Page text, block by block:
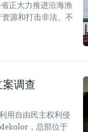
正大力推进沿海渔
源和打击非法、不
调查
用自由民主权利侵
，总部位于